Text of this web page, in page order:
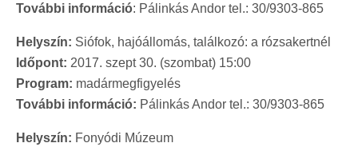
További információ: Pálinkás Andor tel.: 30/9303-865
Helyszín: Siófok, hajóállomás, találkozó: a rózsakertnél
Időpont: 2017. szept 30. (szombat) 15:00
Program: madármegfigyelés
További információ: Pálinkás Andor tel.: 30/9303-865
Helyszín: Fonyódi Múzeum